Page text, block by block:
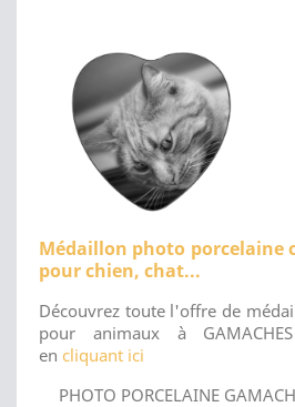
Médaillon photo porcelaine
pour chien, chat...
Découvrez toute l'offre de
pour animaux à
en cliquant ici
PHOTO PORCELAINE